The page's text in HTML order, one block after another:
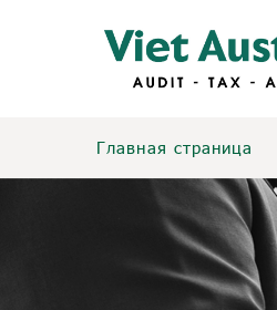
Главная страница